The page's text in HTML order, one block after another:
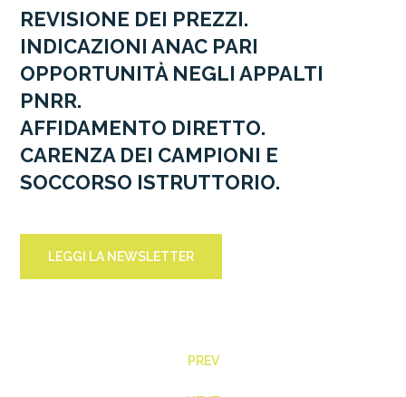
REVISIONE DEI PREZZI.
INDICAZIONI ANAC PARI
OPPORTUNITÀ NEGLI APPALTI
PNRR.
AFFIDAMENTO DIRETTO.
CARENZA DEI CAMPIONI E
SOCCORSO ISTRUTTORIO.
LEGGI LA NEWSLETTER
PREV